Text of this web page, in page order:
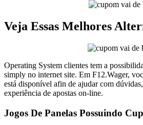
Veja Essas Melhores
Operating System clientes tem a
simply no internet site. Em F12.Wager,
está disponível afin de ajudar com
experiência de apostas on-line.
Jogos De Panelas Possuindo